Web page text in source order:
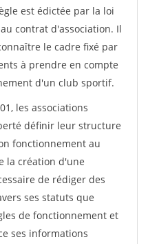
est édictée par la loi
contrat d'association. Il
le cadre fixé par
à prendre en compte
d'un club sportif.
les associations
définir leur structure
fonctionnement au
la création d'une
de rédiger des
ses statuts que
de fonctionnement et
ses informations